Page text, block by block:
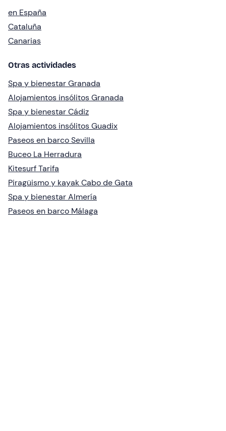
en España
Cataluña
Canarias
Otras actividades
Spa y bienestar Granada
Alojamientos insólitos Granada
Spa y bienestar Cádiz
Alojamientos insólitos Guadix
Paseos en barco Sevilla
Buceo La Herradura
Kitesurf Tarifa
Piragüismo y kayak Cabo de Gata
Spa y bienestar Almería
Paseos en barco Málaga